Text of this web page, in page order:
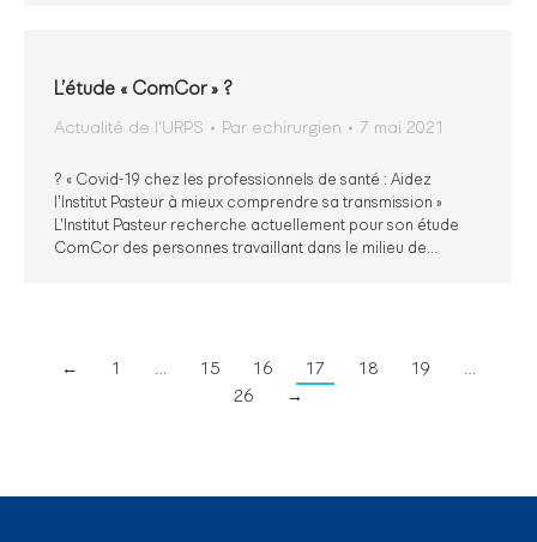
L’étude « ComCor » ?
Actualité de l'URPS Par echirurgien 7 mai 2021
? « Covid-19 chez les professionnels de santé : Aidez
l’Institut Pasteur à mieux comprendre sa transmission »
L’Institut Pasteur recherche actuellement pour son étude
ComCor des personnes travaillant dans le milieu de…
← 1 … 15 16 17 18 19
…
26
→